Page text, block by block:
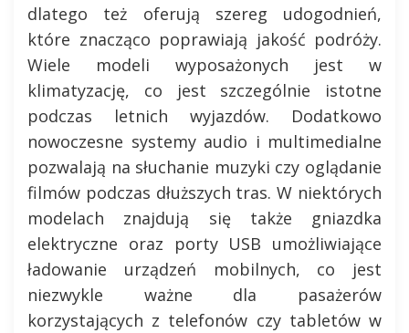
dlatego też oferują szereg udogodnień,
które znacząco poprawiają jakość podróży.
Wiele modeli wyposażonych jest w
klimatyzację, co jest szczególnie istotne
podczas letnich wyjazdów. Dodatkowo
nowoczesne systemy audio i multimedialne
pozwalają na słuchanie muzyki czy oglądanie
filmów podczas dłuższych tras. W niektórych
modelach znajdują się także gniazdka
elektryczne oraz porty USB umożliwiające
ładowanie urządzeń mobilnych, co jest
niezwykle ważne dla pasażerów
korzystających z telefonów czy tabletów w